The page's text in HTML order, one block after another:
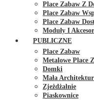
Place Zabaw Z
Place Zabaw
Place Zabaw
Moduły I
PUBLICZNE
Place Zabaw
Metalowe Place
Domki
Mała
Zjeżdżalnie
Piaskownice